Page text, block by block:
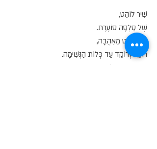
שִׁיר לוֹהֵט,
שֶׁל סַלְסָה סוֹעֶרֶת.
זוּג לוֹהֵט מֵאַהֲבָה,
רוֹקֵד וְרוֹקֵד עַד כְּלוֹת הַנְּשִׁימָה.
וְאָז נִכְנָסִים לַמִּטָּה,